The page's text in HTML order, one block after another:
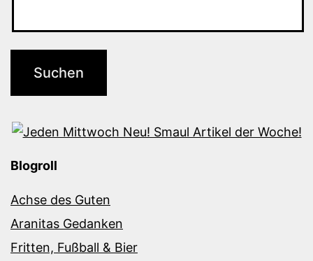
Blogroll
Achse des Guten
Aranitas Gedanken
Fritten, Fußball & Bier